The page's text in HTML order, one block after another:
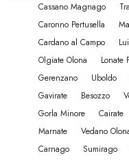
Cassano Magnago
Caronno Pertusella
Cardano al Campo
Olgiate Olona
Lonate
Gerenzano
Uboldo
Gavirate
Besozzo
Gorla Minore
Cairate
Marnate
Vedano
Carnago
Sumirago